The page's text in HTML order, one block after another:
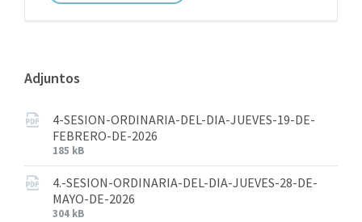
Adjuntos
4-SESION-ORDINARIA-DEL-DIA-JUEVES-19-DE-
FEBRERO-DE-2026
185 kB
4.-SESION-ORDINARIA-DEL-DIA-JUEVES-28-DE-
MAYO-DE-2026
304 kB